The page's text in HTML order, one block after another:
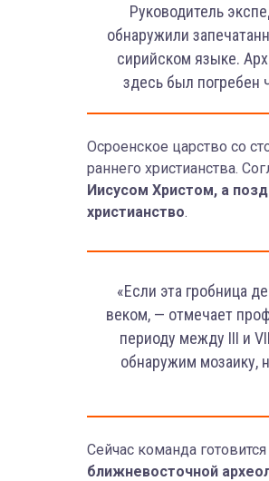
Руководитель
обнаружили
сирийском языке.
здесь был погребен
Осроенское царство со
раннего христианства.
Иисусом Христом, а
христианство.
«Если эта гробница
веком, — отмечает
периоду между III и
обнаружим мозаику,
Сейчас команда
ближневосточной